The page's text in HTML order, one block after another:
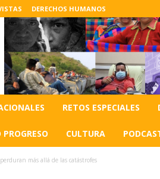
DERECHOS HUMANOS
RETOS ESPECIALES
PROGRESO CULTURA
más allá de las catástrofes